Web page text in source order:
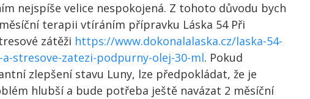
nejspíše velice nespokojená. Z tohoto důvodu bych
terapii vtíráním přípravku Láska 54 Při
zátěži https://www.dokonalalaska.cz/laska-54-
stresove-zatezi-podpurny-olej-30-ml. Pokud
zlepšení stavu Luny, lze předpokládat, že je
hlubší a bude potřeba ještě navázat 2 měsíční